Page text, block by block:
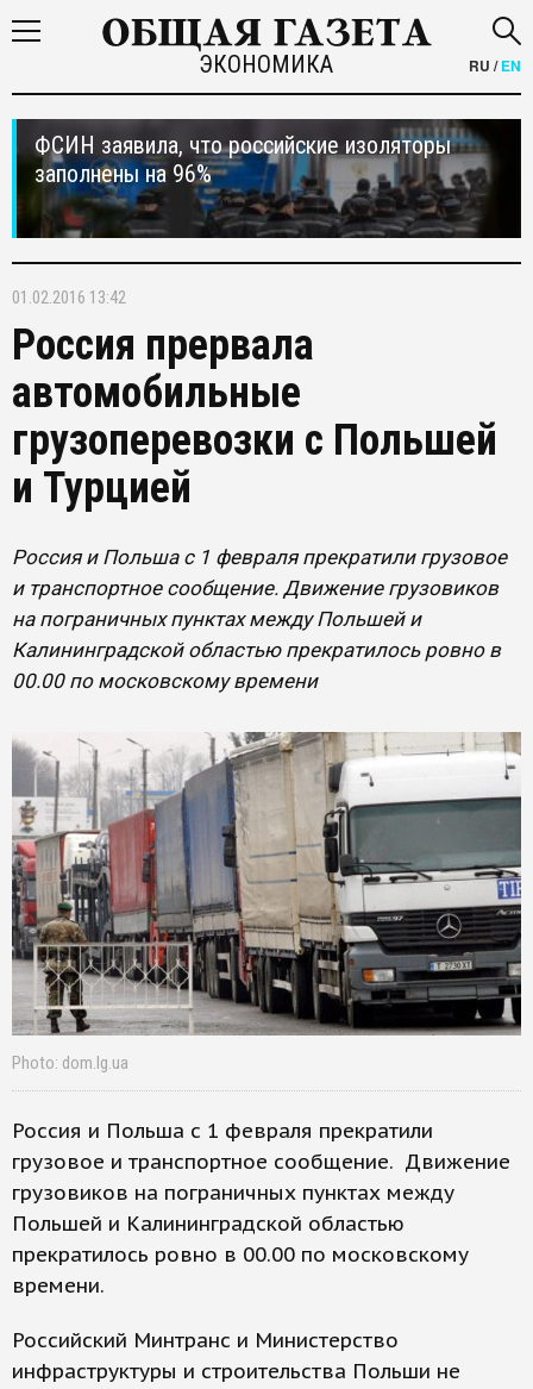
ЭКОНОМИКА RU /EN
ФСИН заявила, что российские изоляторы
заполнены на 96%
01.02.2016 13:42
Россия прервала
автомобильные
грузоперевозки с Польшей
и Турцией
Россия и Польша с 1 февраля прекратили грузовое
и транспортное сообщение. Движение грузовиков
на пограничных пунктах между Польшей и
Калининградской областью прекратилось ровно в
00.00 по московскому времени
Photo: dom.lg.ua
Россия и Польша с 1 февраля прекратили
грузовое и транспортное сообщение. Движение
грузовиков на пограничных пунктах между
Польшей и Калининградской областью
прекратилось ровно в 00.00 по московскому
времени.
Российский Минтранс и Министерство
инфраструктуры и строительства Польши не